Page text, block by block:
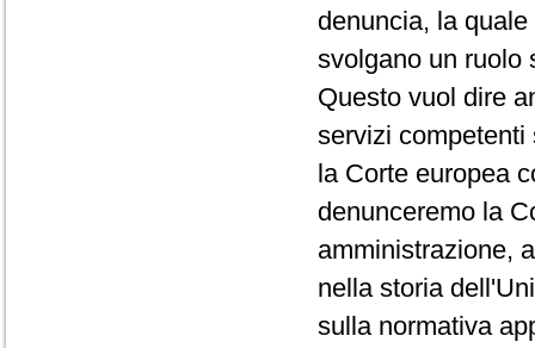
denuncia, la
svolgano un ruolo
Questo vuol dire
servizi competenti
la Corte europea
denunceremo la
amministrazione,
nella storia
sulla normativa